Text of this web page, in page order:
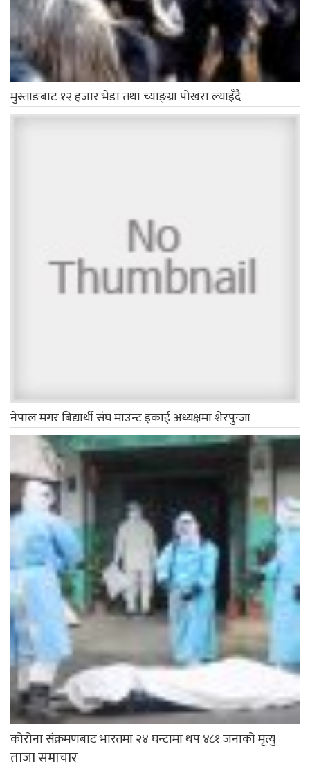
मुस्ताङबाट १२ हजार भेडा तथा च्याङ्ग्रा पोखरा ल्याइँदै
नेपाल मगर बिद्यार्थी संघ माउन्ट इकाई अध्यक्षमा शेरपुन्जा
कोरोना संक्रमणबाट भारतमा २४ घन्टामा थप ४८१ जनाको मृत्यु
ताजा समाचार